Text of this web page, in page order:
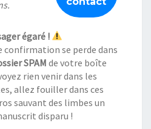
égaré !
confirmation se perde dans
SPAM de votre boîte
rien venir dans les
allez fouiller dans ces
sauvant des limbes un
disparu !